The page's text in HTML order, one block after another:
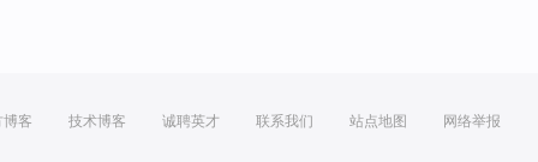
博客 技术博客 诚聘英才 联系我们 站点地图 网络举报